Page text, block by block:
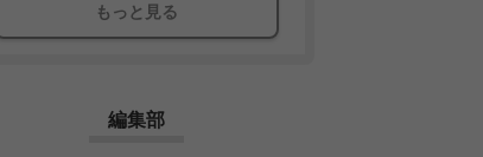
もっと見る
編集部